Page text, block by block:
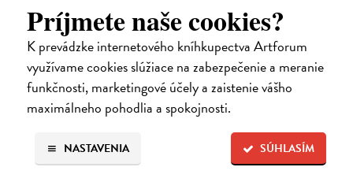
Príjmete naše cookies?
K prevádzke internetového kníhkupectva Artforum
využívame cookies slúžiace na zabezpečenie a meranie
funkčnosti, marketingové účely a zaistenie vášho
maximálneho pohodlia a spokojnosti.
SÚHLASÍM
NASTAVENIA
Dominik Mokoš OFM (1718-1776) a jeho
kazateľská tvorba